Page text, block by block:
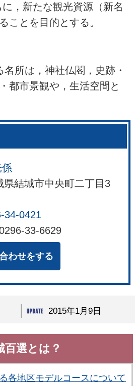
，新たな観光資源（新名
ことを目的とする。
所は，神社仏閣，史跡・
都市景観や，生活空間と
係
県結城市中央町二丁目3
34-0421
33-6629
わせをする
2015年1月9日
百選とは？
各地区モデルコースについて